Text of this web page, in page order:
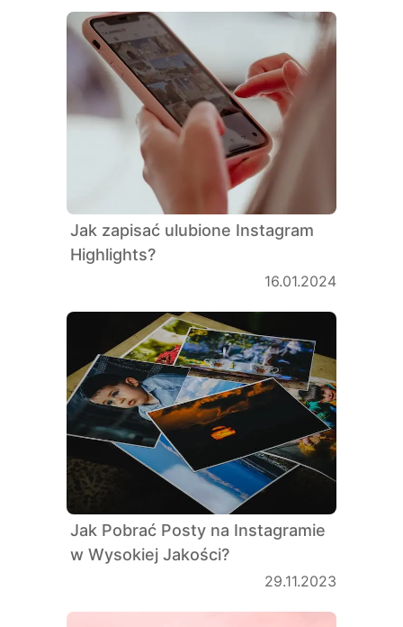
Jak zapisać ulubione Instagram
Highlights?
16.01.2024
Jak Pobrać Posty na Instagramie
w Wysokiej Jakości?
29.11.2023